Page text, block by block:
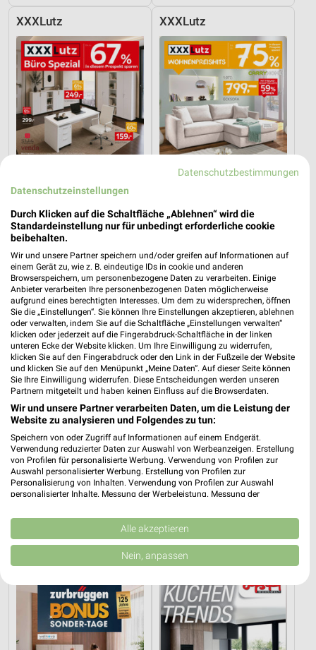
XXXLutz
46,7 km
Büro Spezial
Gültig bis Fr. 14.08.
XXXLutz
46,7 km
Gültig bis Fr. 14.08.
Zurbrüggen
49,6 km
Marken-Spezial
Zurbrüggen
49,6 km
Gäste Bad 01-2026
Gültig bis Mo. 31.08.
Opti Wohnwelt
Datenschutzbestimmungen
Datenschutzeinstellungen
Durch Klicken auf die Schaltfläche „Ablehnen“ wird die
Standardeinstellung nur für unbedingt erforderliche cookie
beibehalten.
Wir und unsere Partner speichern und/oder greifen auf Informationen auf
einem Gerät zu, wie z. B. eindeutige IDs in cookie und anderen
Browserspeichern, um personenbezogene Daten zu verarbeiten. Einige
Anbieter verarbeiten Ihre personenbezogenen Daten möglicherweise
aufgrund eines berechtigten Interesses. Um dem zu widersprechen, öffnen
Sie die „Einstellungen“. Sie können Ihre Einstellungen akzeptieren, ablehnen
oder verwalten, indem Sie auf die Schaltfläche „Einstellungen verwalten“
klicken oder jederzeit auf die Fingerabdruck-Schaltfläche in der linken
unteren Ecke der Website klicken. Um Ihre Einwilligung zu widerrufen,
klicken Sie auf den Fingerabdruck oder den Link in der Fußzeile der Website
und klicken Sie auf den Menüpunkt „Meine Daten“. Auf dieser Seite können
Sie Ihre Einwilligung widerrufen. Diese Entscheidungen werden unseren
Partnern mitgeteilt und haben keinen Einfluss auf die Browserdaten.
Wir und unsere Partner verarbeiten Daten, um die Leistung der
Website zu analysieren und Folgendes zu tun:
Speichern von oder Zugriff auf Informationen auf einem Endgerät.
Verwendung reduzierter Daten zur Auswahl von Werbeanzeigen. Erstellung
von Profilen für personalisierte Werbung. Verwendung von Profilen zur
Auswahl personalisierter Werbung. Erstellung von Profilen zur
Personalisierung von Inhalten. Verwendung von Profilen zur Auswahl
personalisierter Inhalte. Messung der Werbeleistung. Messung der
Kombinationen von Daten aus verschiedenen Quellen. Entwicklung und
Verbesserung der Angebote. Verwendung reduzierter Daten zur Auswahl
von Inhalten.
Daten können außerhalb der Europäischen Union weitergegeben und in die
Website/App.
Partnerliste anzeigen (1 IAB-Anbieter)
Wir nutzen Ihre Daten für folgende Zwecke:
IAB-Verarbeitungszwecke:
Alle akzeptieren
Nein, anpassen